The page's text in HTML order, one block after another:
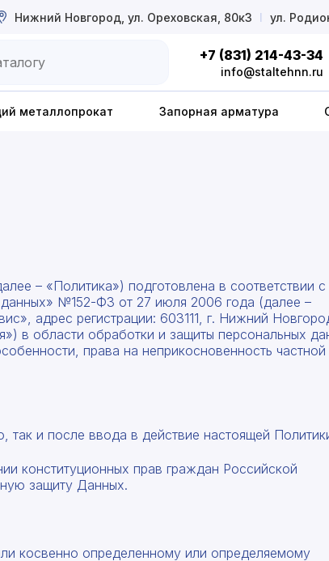
+7 (831) 214-43-34
info@staltehnn.ru
металлопрокат Запорная арматура
Нижний Новгород, ул. Ореховская, 80к3 l ул.
– «Политика») подготовлена в соответствии с
данных» №152-ФЗ от 27 июля 2006 года (далее –
адрес регистрации: 603111, г. Нижний
в области обработки и защиты персональных
права на неприкосновенность частной
так и после ввода в действие настоящей
конституционных прав граждан Российской
защиту Данных.
косвенно определенному или определяемому